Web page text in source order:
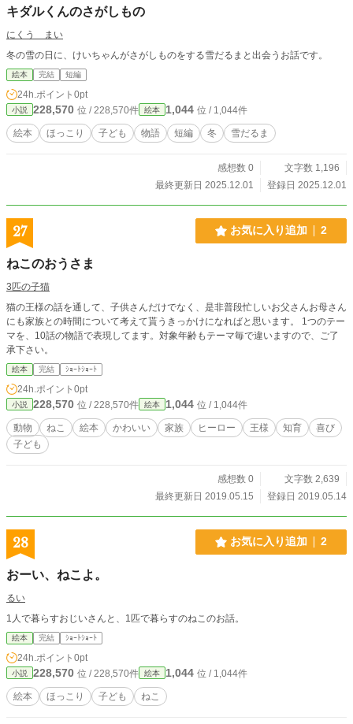
キダルくんのさがしもの
にくう まい
冬の雪の日に、けいちゃんがさがしものをする雪だるまと出会うお話です。
絵本 完結 短編
24h.ポイント 0pt
小説 228,570 位 / 228,570件 絵本 1,044 位 / 1,044件
絵本 ほっこり 子ども 物語 短編 冬 雪だるま
感想数 0
文字数 1,196
最終更新日 2025.12.01
登録日 2025.12.01
27 お気に入り追加 2
ねこのおうさま
3匹の子猫
猫の王様の話を通して、子供さんだけでなく、是非普段忙しいお父さんお母さん
にも家族との時間について考えて貰うきっかけになればと思います。 1つのテー
マを、10話の物語で表現してます。対象年齢もテーマ毎で違いますので、ご了
承下さい。
絵本 完結 ｼｮｰﾄｼｮｰﾄ
24h.ポイント 0pt
小説 228,570 位 / 228,570件 絵本 1,044 位 / 1,044件
動物 ねこ 絵本 かわいい 家族 ヒーロー 王様 知育
喜び
子ども
感想数 0
文字数 2,639
最終更新日 2019.05.15
登録日 2019.05.14
28 お気に入り追加 2
おーい、ねこよ。
るい
1人で暮らすおじいさんと、1匹で暮らすのねこのお話。
絵本 完結 ｼｮｰﾄｼｮｰﾄ
24h.ポイント 0pt
小説 228,570 位 / 228,570件 絵本 1,044 位 / 1,044件
絵本 ほっこり 子ども ねこ